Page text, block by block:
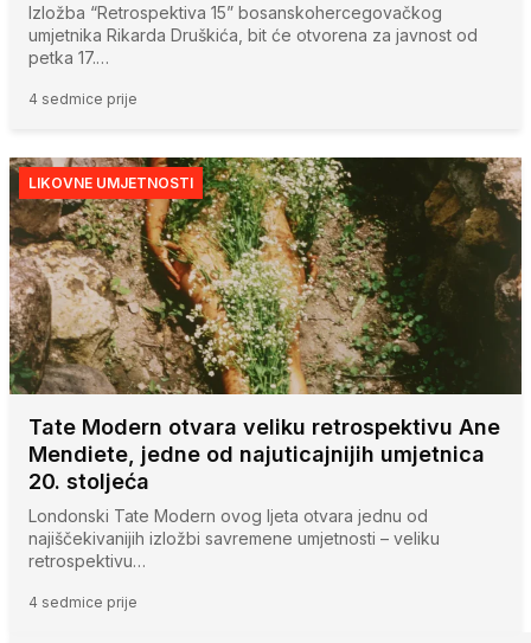
Izložba “Retrospektiva 15” bosanskohercegovačkog
umjetnika Rikarda Druškića, bit će otvorena za javnost od
petka 17.…
4 sedmice prije
LIKOVNE UMJETNOSTI
Tate Modern otvara veliku retrospektivu Ane
Mendiete, jedne od najuticajnijih umjetnica
20. stoljeća
Londonski Tate Modern ovog ljeta otvara jednu od
najiščekivanijih izložbi savremene umjetnosti – veliku
retrospektivu…
4 sedmice prije